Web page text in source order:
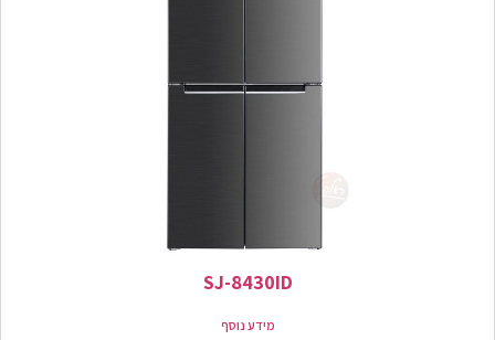
SJ-8430ID
מידע נוסף